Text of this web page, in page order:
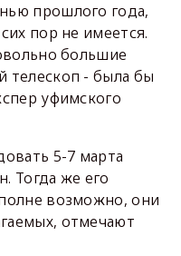
прошлого года,
пор не имеется.
большие
телескоп - была бы
уфимского
5-7 марта
Тогда же его
возможно, они
отмечают